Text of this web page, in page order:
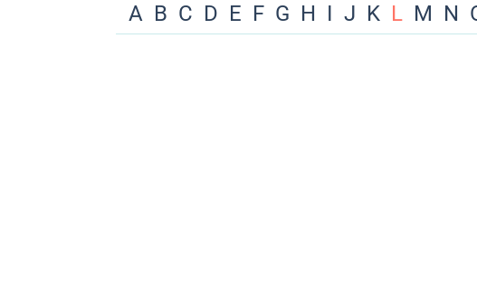
A B C D E F G H I J K L M N